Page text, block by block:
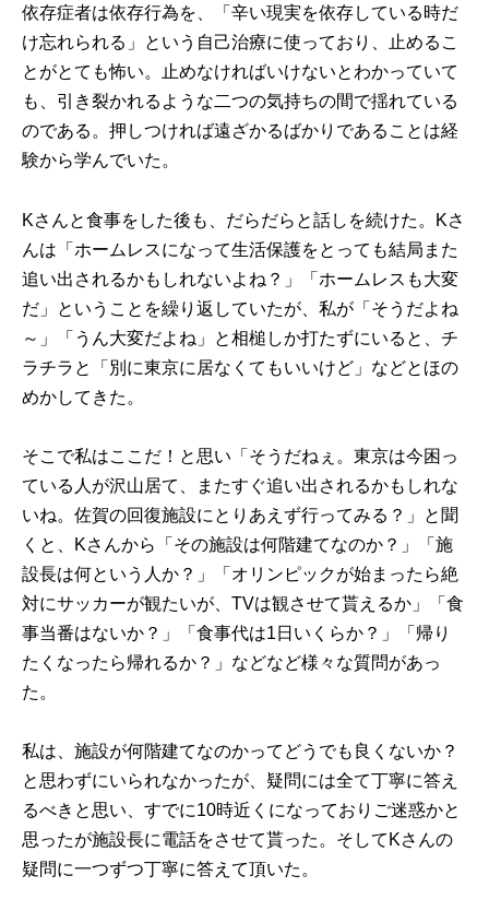
依存症者は依存行為を、「辛い現実を依存している時だ
け忘れられる」という自己治療に使っており、止めるこ
とがとても怖い。止めなければいけないとわかっていて
も、引き裂かれるような二つの気持ちの間で揺れている
のである。押しつければ遠ざかるばかりであることは経
験から学んでいた。
Kさんと食事をした後も、だらだらと話しを続けた。Kさ
んは「ホームレスになって生活保護をとっても結局また
追い出されるかもしれないよね？」「ホームレスも大変
だ」ということを繰り返していたが、私が「そうだよね
～」「うん大変だよね」と相槌しか打たずにいると、チ
ラチラと「別に東京に居なくてもいいけど」などとほの
めかしてきた。
そこで私はここだ！と思い「そうだねぇ。東京は今困っ
ている人が沢山居て、またすぐ追い出されるかもしれな
いね。佐賀の回復施設にとりあえず行ってみる？」と聞
くと、Kさんから「その施設は何階建てなのか？」「施
設長は何という人か？」「オリンピックが始まったら絶
対にサッカーが観たいが、TVは観させて貰えるか」「食
事当番はないか？」「食事代は1日いくらか？」「帰り
たくなったら帰れるか？」などなど様々な質問があっ
た。
私は、施設が何階建てなのかってどうでも良くないか？
と思わずにいられなかったが、疑問には全て丁寧に答え
るべきと思い、すでに10時近くになっておりご迷惑かと
思ったが施設長に電話をさせて貰った。そしてKさんの
疑問に一つずつ丁寧に答えて頂いた。